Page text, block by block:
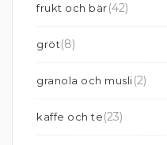
frukt och bär(42)
gröt(8)
granola och musli(2)
kaffe och te(23)